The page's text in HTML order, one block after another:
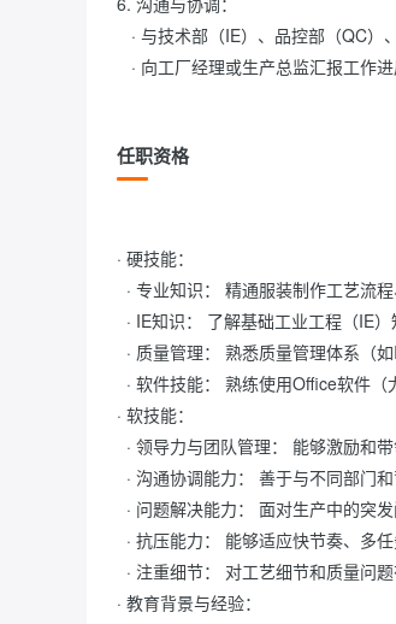
· 向工厂经理或生产总监汇
任职资格
· 硬技能：
· 软技能：
· 教育背景与经验：